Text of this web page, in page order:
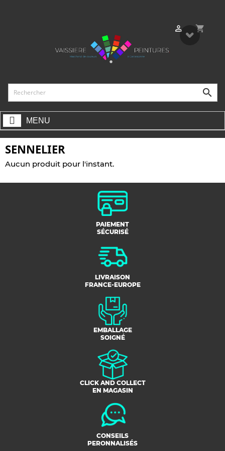
shopping_cart


MENU
SENNELIER
Aucun produit pour l'instant.
PAIEMENT
SÉCURISÉ
LIVRAISON
FRANCE-EUROPE
EMBALLAGE
SOIGNÉ
CLICK AND COLLECT
EN MAGASIN
CONSEILS
PERONNALISÉS